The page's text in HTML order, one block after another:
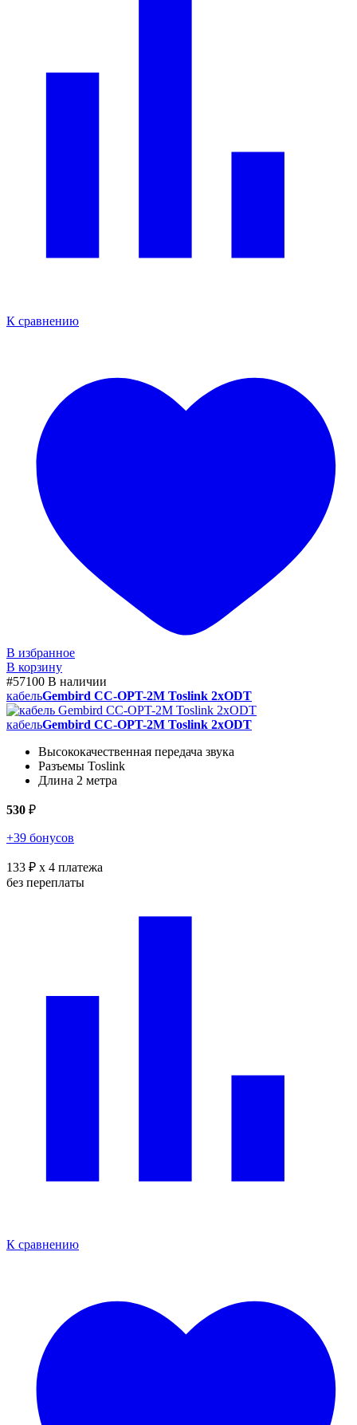
К сравнению
В избранное
В корзину
#57100 В наличии
кабельGembird CC-OPT-2M Toslink 2xODT
кабельGembird CC-OPT-2M Toslink 2xODT
Высококачественная передача звука
Разъемы Toslink
Длина 2 метра
530 ₽
+39 бонусов
133 ₽ x 4 платежа
без переплаты
К сравнению